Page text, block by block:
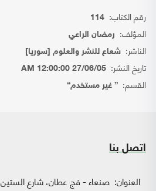
رقم الكتاب: 114
المؤلف: رمضان الراعي
الناشر: شعاع للنشر والعلوم [سوريا]
تاريخ النشر: 27/06/05 12:00:00 AM
القسم: { غير مستخدم}
اتصل بنا
العنوان: صنعاء - فج عطان، شارع الستين